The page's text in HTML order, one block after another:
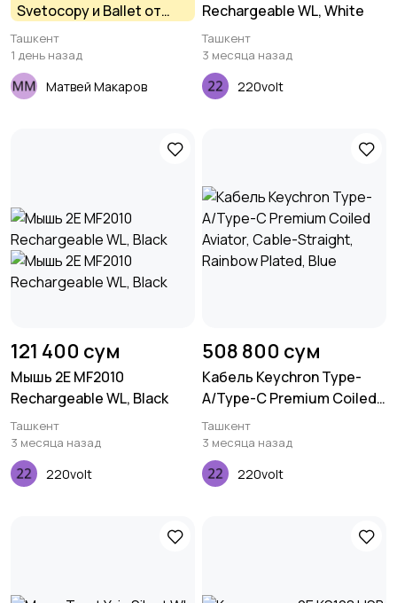
Svetocopy и Ballet от
производителя - оптом
Ташкент
1 день назад
Матвей Макаров
Rechargeable WL, White
Ташкент
3 месяца назад
220volt
121 400 сум
Мышь 2E MF2010
Rechargeable WL, Black
Ташкент
3 месяца назад
220volt
508 800 сум
Кабель Keychron Type-
A/Type-C Premium Coiled
Aviator, Cable-Straight,
Rainbow Plated, Blue
Ташкент
3 месяца назад
220volt